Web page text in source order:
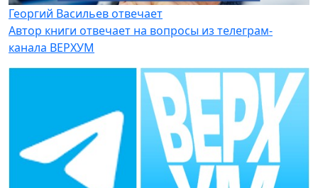
Георгий Васильев отвечает
Автор книги отвечает на вопросы из телеграм-
канала ВЕРХУМ